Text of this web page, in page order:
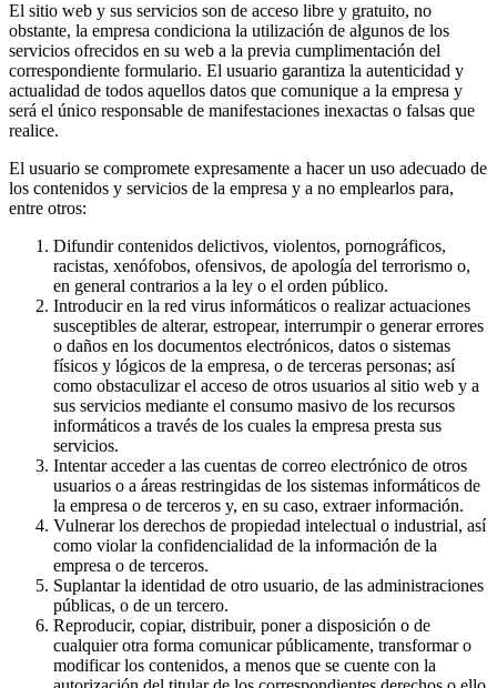
El sitio web y sus servicios son de acceso libre y gratuito, no
obstante, la empresa condiciona la utilización de algunos de los
servicios ofrecidos en su web a la previa cumplimentación del
correspondiente formulario. El usuario garantiza la autenticidad y
actualidad de todos aquellos datos que comunique a la empresa y
será el único responsable de manifestaciones inexactas o falsas que
realice.
El usuario se compromete expresamente a hacer un uso adecuado de
los contenidos y servicios de la empresa y a no emplearlos para,
entre otros:
Difundir contenidos delictivos, violentos, pornográficos,
racistas, xenófobos, ofensivos, de apología del terrorismo o,
en general contrarios a la ley o el orden público.
Introducir en la red virus informáticos o realizar actuaciones
susceptibles de alterar, estropear, interrumpir o generar errores
o daños en los documentos electrónicos, datos o sistemas
físicos y lógicos de la empresa, o de terceras personas; así
como obstaculizar el acceso de otros usuarios al sitio web y a
sus servicios mediante el consumo masivo de los recursos
informáticos a través de los cuales la empresa presta sus
servicios.
Intentar acceder a las cuentas de correo electrónico de otros
usuarios o a áreas restringidas de los sistemas informáticos de
la empresa o de terceros y, en su caso, extraer información.
Vulnerar los derechos de propiedad intelectual o industrial, así
como violar la confidencialidad de la información de la
empresa o de terceros.
Suplantar la identidad de otro usuario, de las administraciones
públicas, o de un tercero.
Reproducir, copiar, distribuir, poner a disposición o de
cualquier otra forma comunicar públicamente, transformar o
modificar los contenidos, a menos que se cuente con la